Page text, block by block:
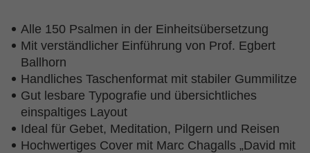
Alle 150 Psalmen in der Einheitsübersetzung
Mit verständlicher Einführung von Prof. Egbert
Ballhorn
Handliches Taschenformat mit stabiler Gummilitze
Gut lesbare Typografie und übersichtliches
einspaltiges Layout
Ideal für Gebet, Meditation, Pilgern und Reisen
Hochwertiges Cover mit Marc Chagalls „David mit